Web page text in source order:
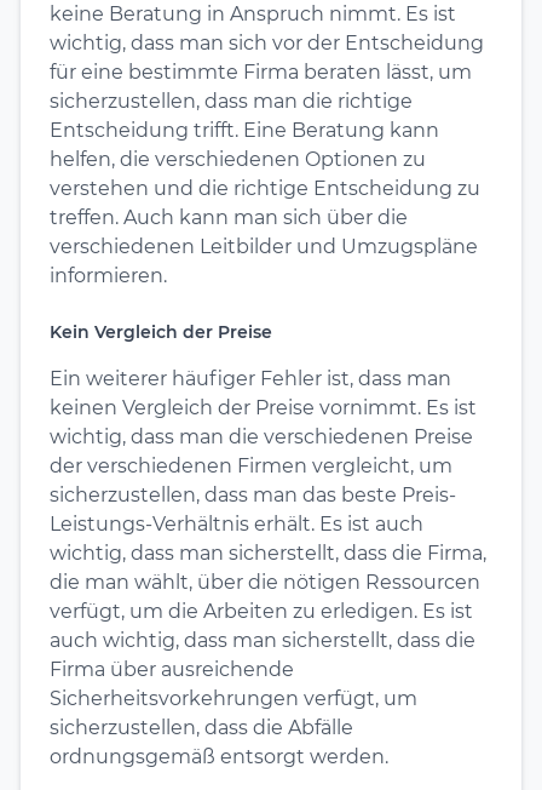
keine Beratung in Anspruch nimmt. Es ist
wichtig, dass man sich vor der Entscheidung
für eine bestimmte Firma beraten lässt, um
sicherzustellen, dass man die richtige
Entscheidung trifft. Eine Beratung kann
helfen, die verschiedenen Optionen zu
verstehen und die richtige Entscheidung zu
treffen. Auch kann man sich über die
verschiedenen Leitbilder und Umzugspläne
informieren.
Kein Vergleich der Preise
Ein weiterer häufiger Fehler ist, dass man
keinen Vergleich der Preise vornimmt. Es ist
wichtig, dass man die verschiedenen Preise
der verschiedenen Firmen vergleicht, um
sicherzustellen, dass man das beste Preis-
Leistungs-Verhältnis erhält. Es ist auch
wichtig, dass man sicherstellt, dass die Firma,
die man wählt, über die nötigen Ressourcen
verfügt, um die Arbeiten zu erledigen. Es ist
auch wichtig, dass man sicherstellt, dass die
Firma über ausreichende
Sicherheitsvorkehrungen verfügt, um
sicherzustellen, dass die Abfälle
ordnungsgemäß entsorgt werden.